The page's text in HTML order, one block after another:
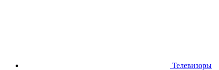
Телевизоры